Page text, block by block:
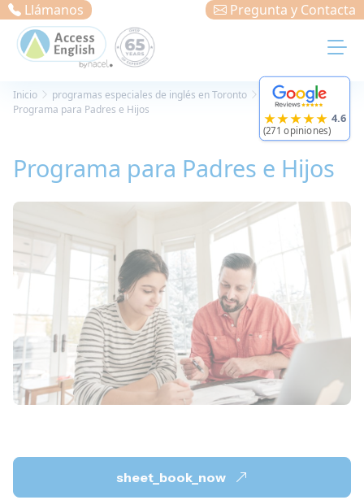
Llámanos Pregunta y Contacta
★★★★★ 4.6
(271 opiniones)
Inicio
programas especiales de inglés en Toronto
Programa para Padres e Hijos
Programa para Padres e Hijos
sheet_book_now
Panel de gestión de cookies